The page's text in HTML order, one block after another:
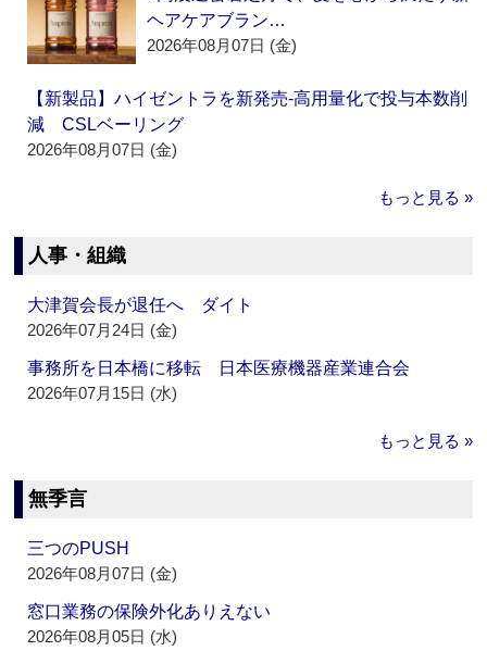
ヘアケアブラン…
2026年08月07日 (金)
【新製品】ハイゼントラを新発売‐高用量化で投与本数削
減 CSLベーリング
2026年08月07日 (金)
もっと見る »
人事・組織
大津賀会長が退任へ ダイト
2026年07月24日 (金)
事務所を日本橋に移転 日本医療機器産業連合会
2026年07月15日 (水)
もっと見る »
無季言
三つのPUSH
2026年08月07日 (金)
窓口業務の保険外化ありえない
2026年08月05日 (水)